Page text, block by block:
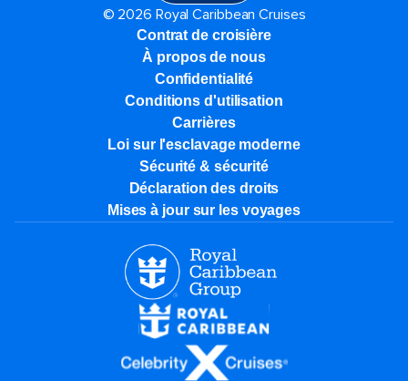
© 2026 Royal Caribbean Cruises
Contrat de croisière
À propos de nous
Confidentialité
Conditions d'utilisation
Carrières
Loi sur l'esclavage moderne
Sécurité & sécurité
Déclaration des droits
Mises à jour sur les voyages